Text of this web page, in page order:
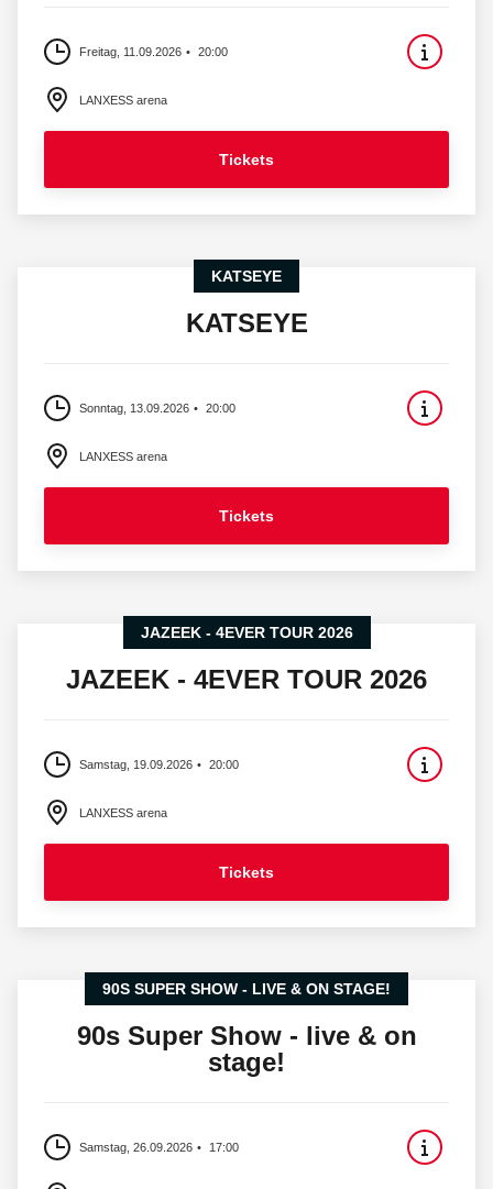
Freitag, 11.09.2026 20:00
LANXESS arena
Tickets
KATSEYE
KATSEYE
Sonntag, 13.09.2026 20:00
LANXESS arena
Tickets
JAZEEK - 4EVER TOUR 2026
JAZEEK - 4EVER TOUR 2026
Samstag, 19.09.2026 20:00
LANXESS arena
Tickets
90S SUPER SHOW - LIVE & ON STAGE!
90s Super Show - live & on
stage!
Samstag, 26.09.2026 17:00